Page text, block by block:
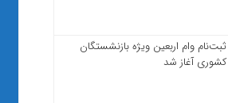
ثبت‌نام وام اربعین ویژه بازنشستگان
کشوری آغاز شد